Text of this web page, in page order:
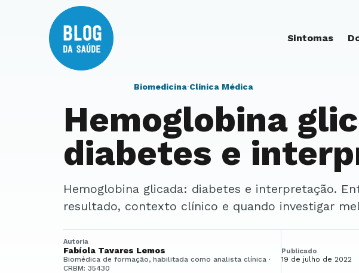
Sintomas
Biomedicina·Clínica Médica
Hemoglobina
diabetes e
Hemoglobina glicada: diabetes e interpretação. Entenda limites do
resultado, contexto clínico e quando investigar
Autoria
Fabíola Tavares Lemos
Biomédica de formação, habilitada como analista clínica ·
CRBM: 35430
Publicado
19 de julho de 2022